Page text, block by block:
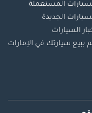
المستعملة
الجديدة
السيارات
ببيع سيارتك في الإمارات